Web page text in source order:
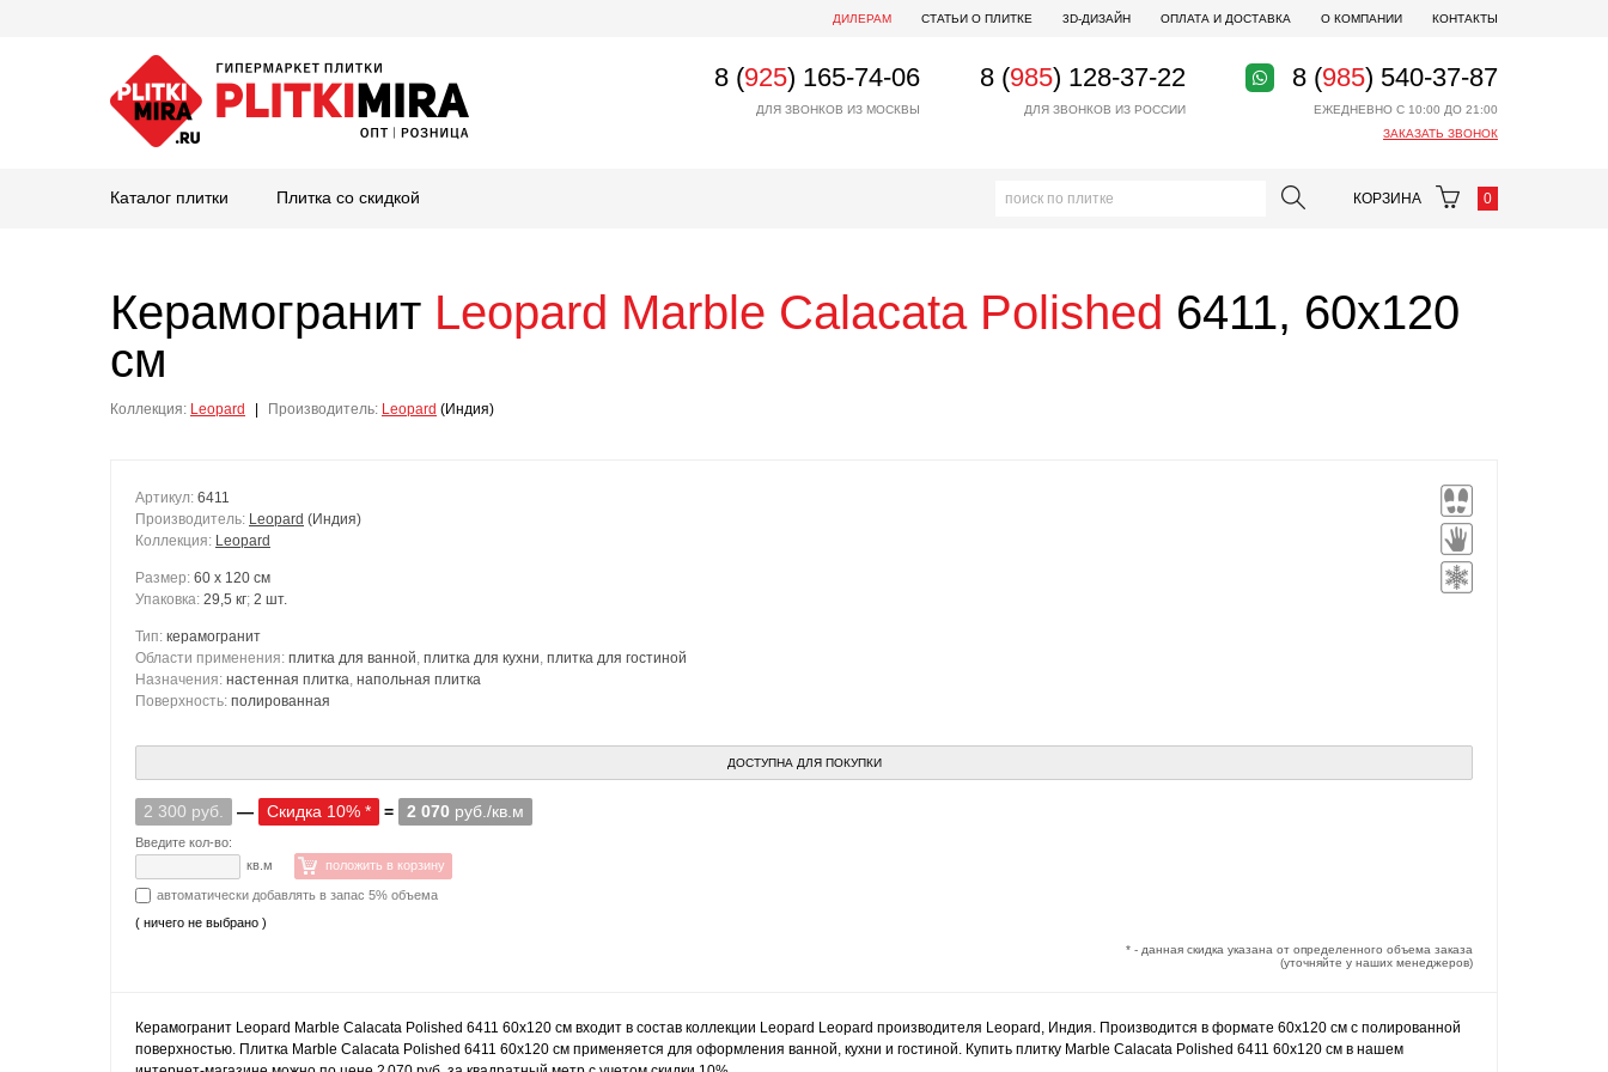
ДИЛЕРАМ СТАТЬИ О ПЛИТКЕ 3D-ДИЗАЙН ОПЛАТА И ДОСТАВКА О КОМПАНИИ КОНТАКТЫ
8 (925) 165-74-06
ДЛЯ ЗВОНКОВ ИЗ МОСКВЫ
8 (985) 128-37-22
ДЛЯ ЗВОНКОВ ИЗ РОССИИ
8 (985) 540-37-87
ЕЖЕДНЕВНО С 10:00 ДО 21:00
ЗАКАЗАТЬ ЗВОНОК
Каталог плитки Плитка со скидкой КОРЗИНА 0
Керамогранит Leopard Marble Calacata Polished 6411, 60x120
см
Коллекция: Leopard Производитель: Leopard (Индия)
Артикул: 6411
Производитель: Leopard (Индия)
Коллекция: Leopard
Размер: 60 x 120 см
Упаковка: 29,5 кг; 2 шт.
Тип: керамогранит
Области применения: плитка для ванной, плитка для кухни, плитка для гостиной
Назначения: настенная плитка, напольная плитка
Поверхность: полированная
ДОСТУПНА ДЛЯ ПОКУПКИ
2 300 руб. — Скидка 10% * = 2 070 руб./кв.м
Введите кол-во:
кв.м
положить в корзину
автоматически добавлять в запас 5% объема
( ничего не выбрано )
* - данная скидка указана от определенного объема заказа
(уточняйте у наших менеджеров)
Керамогранит Leopard Marble Calacata Polished 6411 60x120 см входит в состав коллекции Leopard Leopard производителя Leopard, Индия. Производится в формате 60x120 см с полированной
поверхностью. Плитка Marble Calacata Polished 6411 60x120 см применяется для оформления ванной, кухни и гостиной. Купить плитку Marble Calacata Polished 6411 60x120 см в нашем